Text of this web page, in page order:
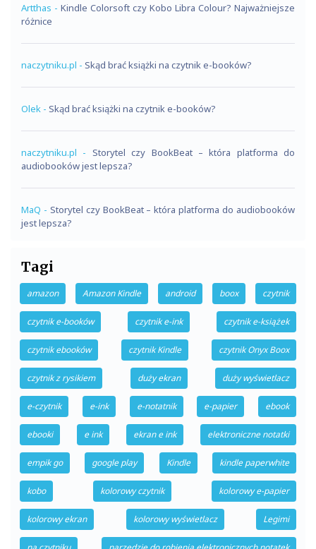
Artthas - Kindle Colorsoft czy Kobo Libra Colour? Najważniejsze
różnice
naczytniku.pl - Skąd brać książki na czytnik e-booków?
Olek - Skąd brać książki na czytnik e-booków?
naczytniku.pl - Storytel czy BookBeat – która platforma do
audiobooków jest lepsza?
MaQ - Storytel czy BookBeat – która platforma do audiobooków
jest lepsza?
Tagi
amazon Amazon Kindle android boox czytnik
czytnik e-booków czytnik e-ink czytnik e-książek
czytnik ebooków czytnik Kindle czytnik Onyx Boox
czytnik z rysikiem duży ekran duży wyświetlacz
e-czytnik e-ink e-notatnik e-papier ebook
ebooki e ink ekran e ink elektroniczne notatki
empik go google play Kindle kindle paperwhite
kobo kolorowy czytnik kolorowy e-papier
kolorowy ekran kolorowy wyświetlacz Legimi